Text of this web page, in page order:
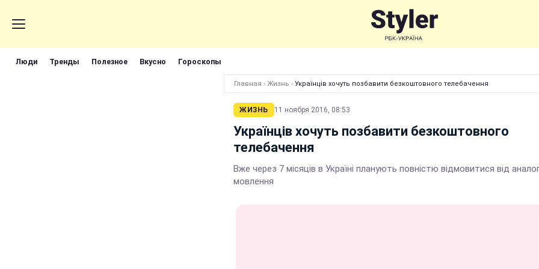
Люди Тренды Полезное Вкусно Гороскопы
Главная › Жизнь › Українців хочуть позбавити безкоштовного телебачення
ЖИЗНЬ 11 ноября 2016, 08:53
Українців хочуть позбавити безкоштовного
телебачення
Вже через 7 місяців в Україні планують повністю відмовитися від
мовлення